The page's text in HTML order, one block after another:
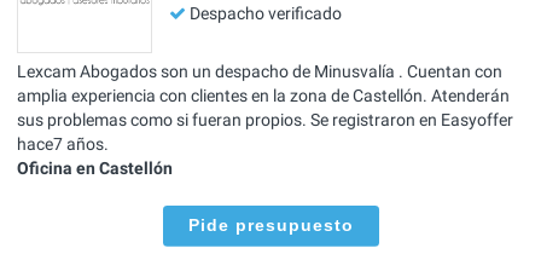
Despacho verificado
Lexcam Abogados son un despacho de Minusvalía . Cuentan con
amplia experiencia con clientes en la zona de Castellón. Atenderán
sus problemas como si fueran propios. Se registraron en Easyoffer
hace7 años.
Oficina en Castellón
Pide presupuesto